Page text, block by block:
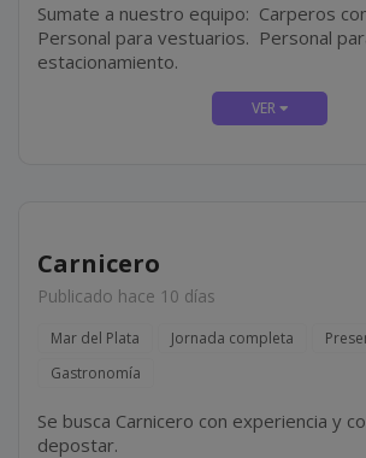
Sumate a nuestro equipo: Carperos con experiencia.
Personal para vestuarios. Personal para
estacionamiento.
Carnicero
Publicado hace 10 días
Mar del Plata Jornada completa
Gastronomía
Se busca Carnicero con experiencia y
depostar.